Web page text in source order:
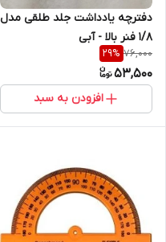
دفترچه یادداشت جلد طلقی مدل
1/8 فنر بالا - آبی
76,000
29%
53,500
افزودن به سبد